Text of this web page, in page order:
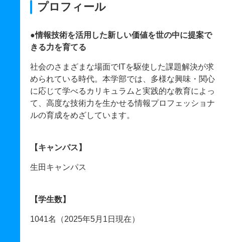
プロフィール
●情報技術を活用した新しい価値を世の中に提案で
きる力を育てる
社会のさまざまな場面でITを駆使した課題解決が求
められている時代。本学部では、多様な興味・関心
に応じて学べるカリキュラムと実践的な教育によっ
て、高度な技術力を生かせる情報プロフェッショナ
ルの育成をめざしています。
【キャンパス】
生田キャンパス
【学生数】
1041名（2025年5月1日現在）